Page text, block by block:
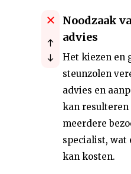
Noodzaak
advies
Het kiezen en
steunzolen
advies en
kan resulteren
meerdere
specialist, wat
kan kosten.